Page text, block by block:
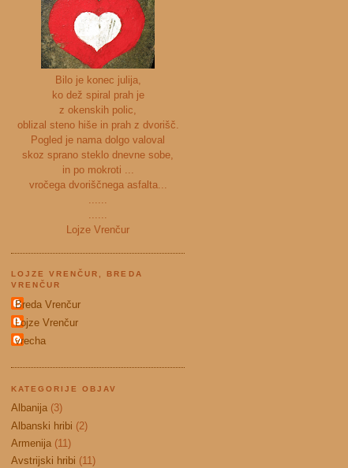
Bilo je konec julija,
ko dež spiral prah je
z okenskih polic,
oblizal steno hiše in prah z dvorišč.
Pogled je nama dolgo valoval
skoz sprano steklo dnevne sobe,
in po mokroti ...
vročega dvoriščnega asfalta...
......
......
Lojze Vrenčur
LOJZE VRENČUR, BREDA
VRENČUR
Breda Vrenčur
Lojze Vrenčur
vrecha
KATEGORIJE OBJAV
Albanija (3)
Albanski hribi (2)
Armenija (11)
Avstrijski hribi (11)